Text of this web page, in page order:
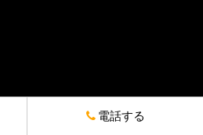
電話する